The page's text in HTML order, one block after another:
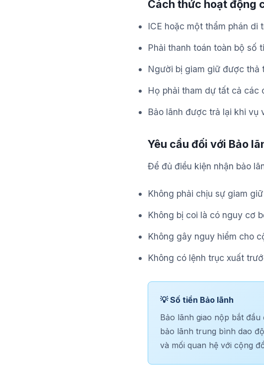
Cách thức hoạt động
ICE hoặc một thẩm phán di
Phải thanh toán toàn bộ số
Người bị giam giữ được thả
Họ phải tham dự tất cả các
Bảo lãnh được trả lại khi vụ
Yêu cầu đối với Bảo
Để đủ điều kiện nhận bảo
Không phải chịu sự giam
Không bị coi là có nguy cơ
Không gây nguy hiểm cho
Không có lệnh trục xuất
💡 Số tiền Bảo lãnh
Bảo lãnh giao nộp bắt
bảo lãnh trung bình dao
và mối quan hệ với cộng